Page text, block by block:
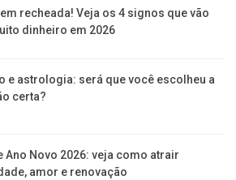
recheada! Veja os 4 signos que vão
dinheiro em 2026
e astrologia: será que você escolheu a
certa?
Ano Novo 2026: veja como atrair
amor e renovação